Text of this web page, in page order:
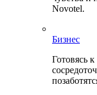
Novotel.
Бизнес
Готовясь